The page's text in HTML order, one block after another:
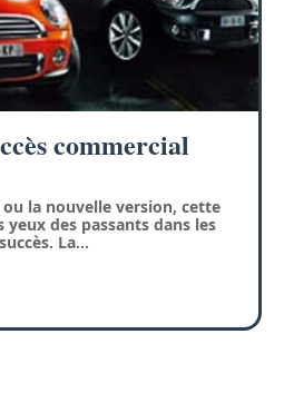
commercial
la nouvelle version, cette
des passants dans les
La…